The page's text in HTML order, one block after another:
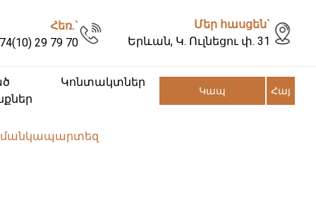
Հեռ.`
29 79 70
Մեր հասցեն`
Երևան, Կ. Ուլնեցու փ. 31
Կոնտակտներ
Կապ Հայ
մանկապարտեզ